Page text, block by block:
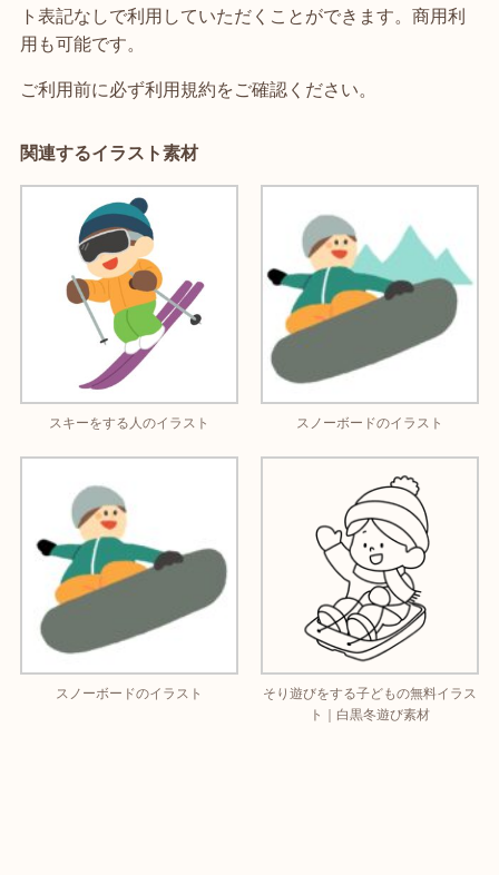
ト表記なしで利用していただくことができます。商用利
用も可能です。
ご利用前に必ず利用規約をご確認ください。
関連するイラスト素材
スキーをする人のイラスト スノーボードのイラスト
スノーボードのイラスト
そり遊びをする子どもの無料イラス
ト｜白黒冬遊び素材